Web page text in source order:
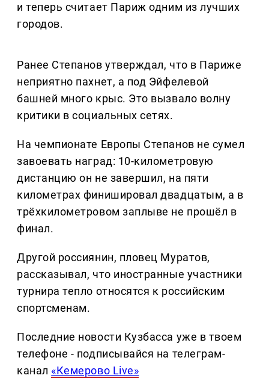
и теперь считает Париж одним из лучших
городов.
Ранее Степанов утверждал, что в Париже
неприятно пахнет, а под Эйфелевой
башней много крыс. Это вызвало волну
критики в социальных сетях.
На чемпионате Европы Степанов не сумел
завоевать наград: 10-километровую
дистанцию он не завершил, на пяти
километрах финишировал двадцатым, а в
трёхкилометровом заплыве не прошёл в
финал.
Другой россиянин, пловец Муратов,
рассказывал, что иностранные участники
турнира тепло относятся к российским
спортсменам.
Последние новости Кузбасса уже в твоем
телефоне - подписывайся на телеграм-
канал «Кемерово Live»